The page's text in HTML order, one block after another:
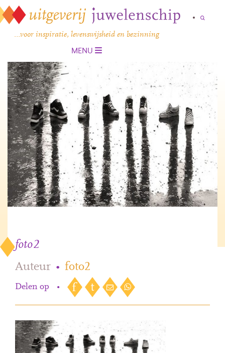
…voor inspiratie, levenswijsheid en bezinning
MENU
foto2
Auteur • foto2
Delen op •